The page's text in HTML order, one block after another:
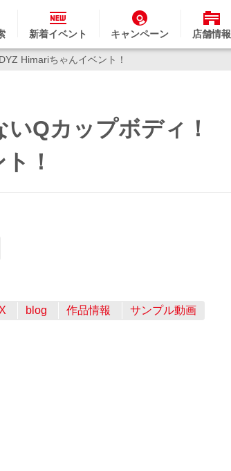
新着イベント キャンペーン 店舗情報
Himariちゃんイベント！
いQカップボディ！
！
X blog 作品情報 サンプル動画